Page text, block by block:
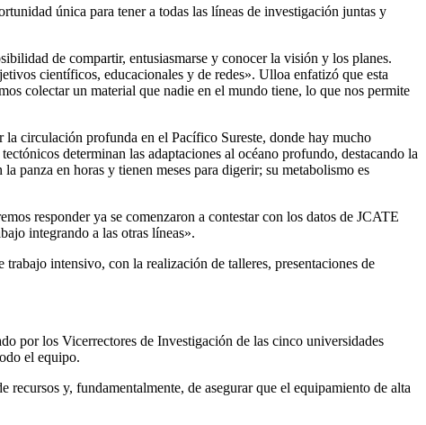
única para tener a todas las líneas de investigación juntas y
de compartir, entusiasmarse y conocer la visión y los planes.
científicos, educacionales y de redes». Ulloa enfatizó que esta
colectar un material que nadie en el mundo tiene, lo que nos permite
circulación profunda en el Pacífico Sureste, donde hay mucho
determinan las adaptaciones al océano profundo, destacando la
panza en horas y tienen meses para digerir; su metabolismo es
responder ya se comenzaron a contestar con los datos de JCATE
integrando a las otras líneas».
intensivo, con la realización de talleres, presentaciones de
por los Vicerrectores de Investigación de las cinco universidades
el equipo.
y, fundamentalmente, de asegurar que el equipamiento de alta